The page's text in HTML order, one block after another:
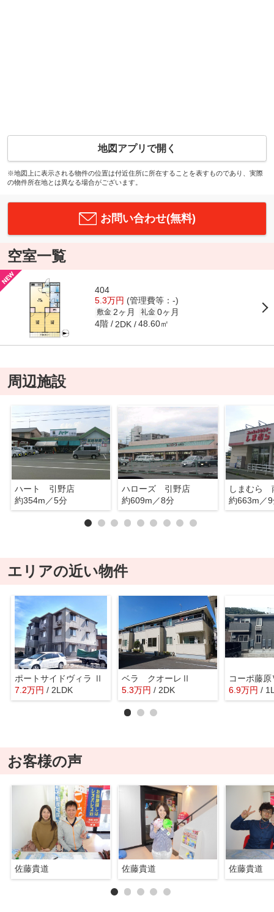
地図アプリで開く
※地図上に表示される物件の位置は付近住所に所在することを表すものであり、実際
の物件所在地とは異なる場合がございます。
お問い合わせ(無料)
空室一覧
404
5.3万円 (管理費等：-)
敷金 2ヶ月 礼金 0ヶ月
4階 2DK 48.60㎡
周辺施設
ハート 引野店
約354m／5分
ハローズ 引野店
約609m／8分
しまむら
約663m／
エリアの近い物件
ポートサイドヴィラ Ⅱ
7.2万円 / 2LDK
ベラ クオーレⅡ
5.3万円 / 2DK
コーポ藤
6.9万円 /
お客様の声
佐藤貴道 佐藤貴道 佐藤貴道